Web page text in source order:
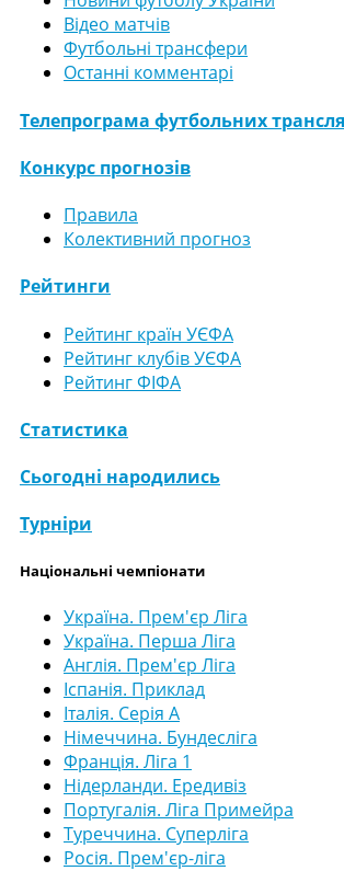
Відео матчів
Футбольні трансфери
Останні комментарі
Телепрограма футбольних
Конкурс прогнозів
Правила
Колективний прогноз
Рейтинги
Рейтинг країн УЄФА
Рейтинг клубів УЄФА
Рейтинг ФІФА
Статистика
Сьогодні народились
Турніри
Національні чемпіонати
Україна. Прем'єр Ліга
Україна. Перша Ліга
Англія. Прем'єр Ліга
Іспанія. Приклад
Італія. Серія А
Німеччина. Бундесліга
Франція. Ліга 1
Нідерланди. Ередивіз
Португалія. Ліга Примейра
Туреччина. Суперліга
Росія. Прем'єр-ліга